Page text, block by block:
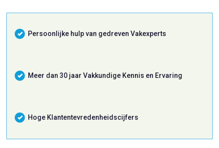
Persoonlijke hulp van gedreven Vakexperts
Meer dan 30 jaar Vakkundige Kennis en Ervaring
Hoge Klantentevredenheidscijfers